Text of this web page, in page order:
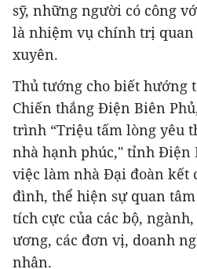
sỹ, những người có công
là nhiệm vụ chính trị
xuyên.
Thủ tướng cho biết hướng
Chiến thắng Điện Biên
trình “Triệu tấm lòng yêu
nhà hạnh phúc," tỉnh Điện
việc làm nhà Đại đoàn kết
đình, thể hiện sự quan
tích cực của các bộ,
ương, các đơn vị, doanh
nhân.